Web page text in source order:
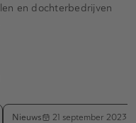
en dochterbedrijven
Nieuws 21 september 2023